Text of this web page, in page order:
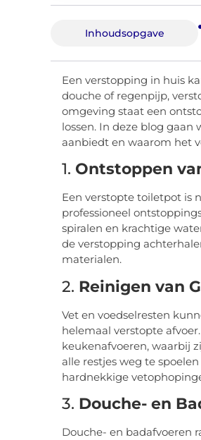
Inhoudsopgave
Een verstopping in huis
douche of regenpijp,
omgeving staat een
lossen. In deze blog
aanbiedt en waarom het
1. Ontstoppen
Een verstopte toiletpot is
professioneel
spiralen en krachtige
de verstopping
materialen.
2. Reinigen van
Vet en voedselresten
helemaal verstopte
keukenafvoeren, waarbij
alle restjes weg te
hardnekkige
3. Douche- en
Douche- en badafvoeren